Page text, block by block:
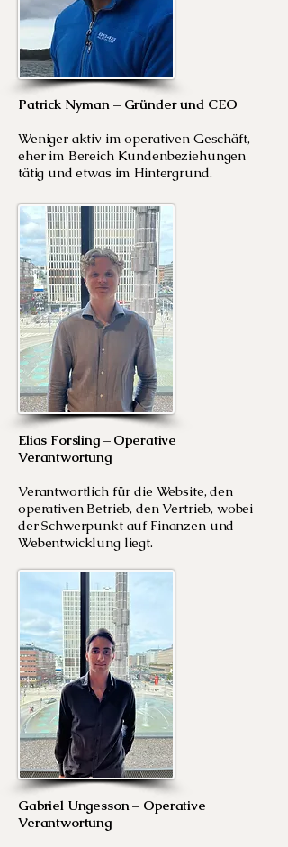
Patrick Nyman – Gründer und CEO
Weniger aktiv im operativen Geschäft,
eher im Bereich Kundenbeziehungen
tätig und etwas im Hintergrund.
Elias Forsling – Operative
Verantwortung
Verantwortlich für die Website, den
operativen Betrieb, den Vertrieb, wobei
der Schwerpunkt auf Finanzen und
Webentwicklung liegt.
Gabriel Ungesson – Operative
Verantwortung